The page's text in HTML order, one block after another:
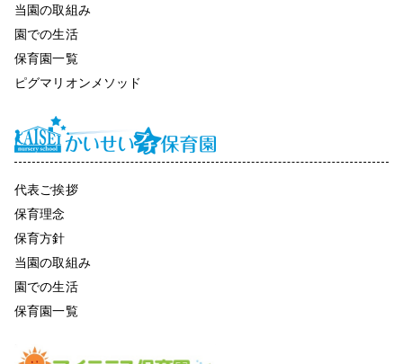
当園の取組み
園での生活
保育園一覧
ピグマリオンメソッド
代表ご挨拶
保育理念
保育方針
当園の取組み
園での生活
保育園一覧